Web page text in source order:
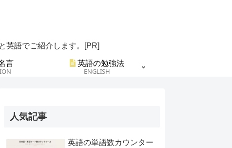
英語でご紹介します。[PR]
言 英語の勉強法
ENGLISH
人気記事
英語の単語数カウンター